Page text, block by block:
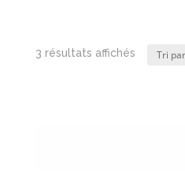
3 résultats affichés